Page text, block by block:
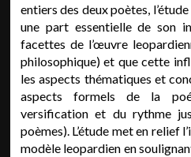
entiers des deux poètes,
une part essentielle de son
facettes de l’œuvre
philosophique) et que cette
les aspects thématiques et
aspects formels de la
versification et du rythme
poèmes). L’étude met en relief
modèle leopardien en